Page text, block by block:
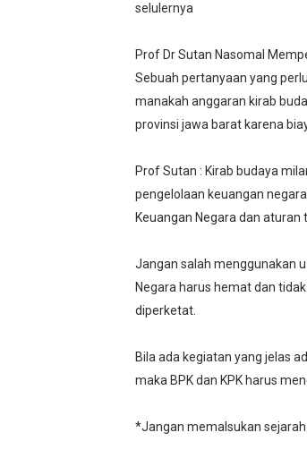
selulernya
Prof Dr Sutan Nasomal
Sebuah pertanyaan yang
manakah anggaran kirab
provinsi jawa barat karena
Prof Sutan : Kirab budaya
pengelolaan keuangan
Keuangan Negara dan aturan
Jangan salah menggunakan
Negara harus hemat dan
diperketat.
Bila ada kegiatan yang jelas
maka BPK dan KPK harus
*Jangan memalsukan